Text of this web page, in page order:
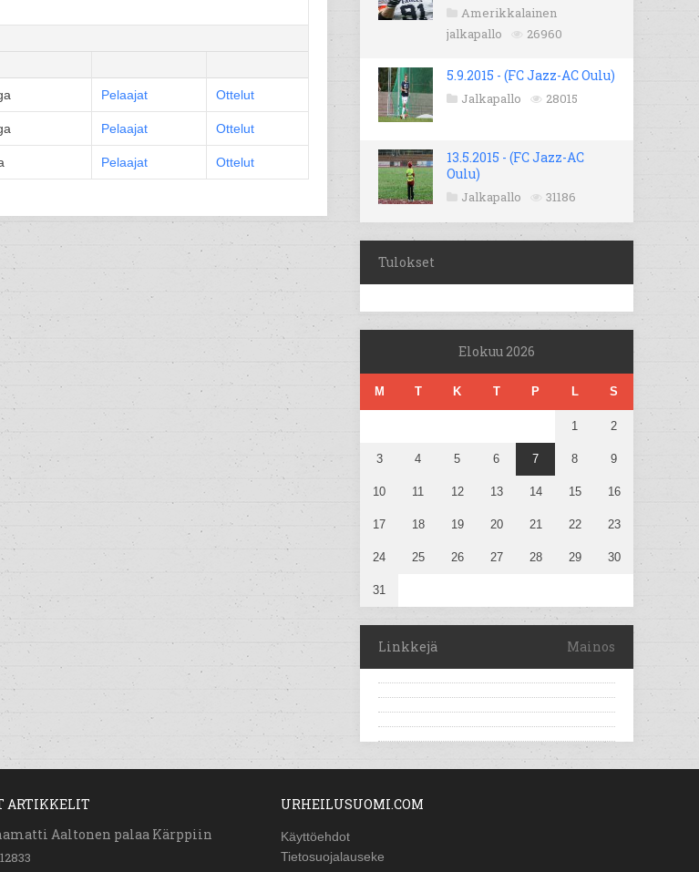
Pelaajat Ottelut
Pelaajat Ottelut
Pelaajat Ottelut
Amerikkalainen
jalkapallo
26960
5.9.2015 - (FC Jazz-AC Oulu)
Jalkapallo 28015
13.5.2015 - (FC Jazz-AC
Oulu)
Jalkapallo 31186
Tulokset
Elokuu 2026
M T K T P L S
1 2
3 4 5 6 7 8 9
10 11 12 13 14 15 16
17 18 19 20 21 22 23
24 25 26 27 28 29 30
31
Linkkejä Mainos
ARTIKKELIT
Aaltonen palaa Kärppiin
URHEILUSUOMI.COM
Käyttöehdot
Tietosuojalauseke